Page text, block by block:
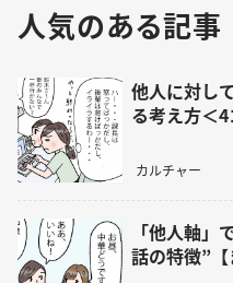
人気のある記事
他人に対し
る考え方＜
カルチャー
「他人軸
話の特徴”【